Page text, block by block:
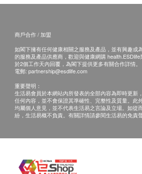
有關此服務/產品的錯漏或延誤
產品而引致的損失、損害、受傷
網購health.ESDlife概不負責。
查詢，須向提供服務之體檢中心
商戶合作 / 加盟
如閣下擁有任何健康相關之服務及產品，並有興趣成
的服務及產品供應商，歡迎與健康網購
於2個工作天內回覆，為閣下提供更多有關合作詳情。
電郵: partnership@esdlife.com
重要聲明：
生活易會員於本網站內所發表的全部內容為即時更新
任何內容，並不會保證其準確性、完整性及質量。此
均屬個人意見，並不代表生活易之言論及立場。如從
紛，生活易概不負責。有關詳情請參閱生活易的免責聲